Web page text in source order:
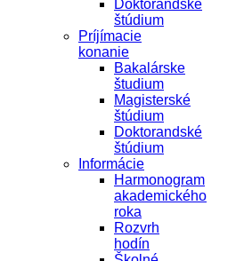
Doktorandské
štúdium
Príjímacie
konanie
Bakalárske
študium
Magisterské
štúdium
Doktorandské
štúdium
Informácie
Harmonogram
akademického
roka
Rozvrh
hodín